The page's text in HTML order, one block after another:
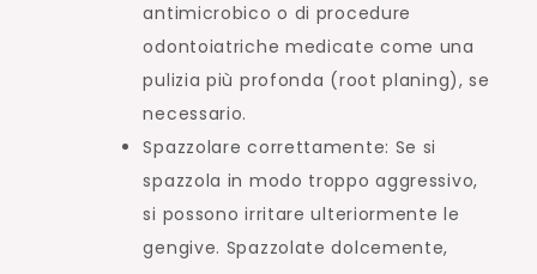
antimicrobico o di procedure
odontoiatriche medicate come una
pulizia più profonda (root planing), se
necessario.
Spazzolare correttamente: Se si
spazzola in modo troppo aggressivo,
si possono irritare ulteriormente le
gengive. Spazzolate dolcemente,